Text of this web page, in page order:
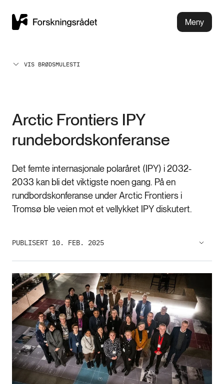
Meny
VIS BRØDSMULESTI
Arctic Frontiers IPY
rundebordskonferanse
Det femte internasjonale polaråret (IPY) i 2032-
2033 kan bli det viktigste noen gang. På en
rundbordskonferanse under Arctic Frontiers i
Tromsø ble veien mot et vellykket IPY diskutert.
PUBLISERT 10. FEB. 2025